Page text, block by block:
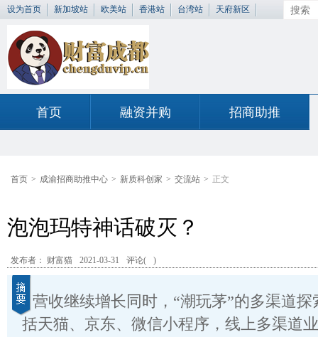
设为首页 新加坡站 欧美站 香港站 台湾站 天府新区
首页 融资并购 招商助推
首页 > 成渝招商助推中心 > 新质科创家 > 交流站 > 正文
泡泡玛特神话破灭？
发布者： 财富猫 2021-03-31 评论( )
营收继续增长同时，“潮玩茅”的多渠道
括天猫、京东、微信小程序，线上多渠道